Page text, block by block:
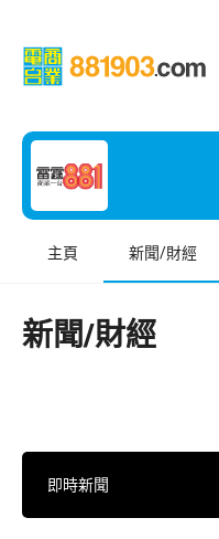
主頁 新聞/財經
新聞/財經
即時新聞